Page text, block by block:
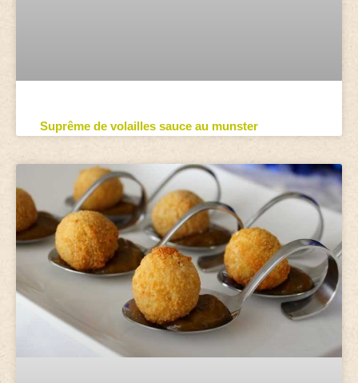
Suprême de volailles sauce au munster